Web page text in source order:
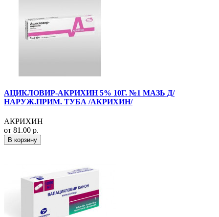
АЦИКЛОВИР-АКРИХИН 5% 10Г. №1 МАЗЬ Д/
НАРУЖ.ПРИМ. ТУБА /АКРИХИН/
АКРИХИН
от 81.00 р.
В корзину